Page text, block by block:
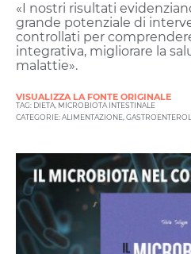
«I nostri risultati
grande potenziale di
controllati per
integrativa, migliorare la
malattie».
VISUALIZZA LA FONTE ORIGINALE
TAG: DIETA, MICROBIOTA INTESTINALE
CATEGORIE:ALIMENTAZIONE,